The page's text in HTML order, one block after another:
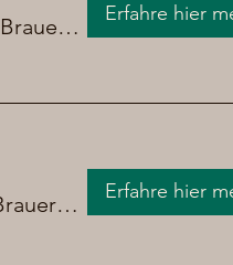
Brauerei Chrüpfe Bier Erfahre hier
Brauerei Chrüpfe Bier Erfahre hier